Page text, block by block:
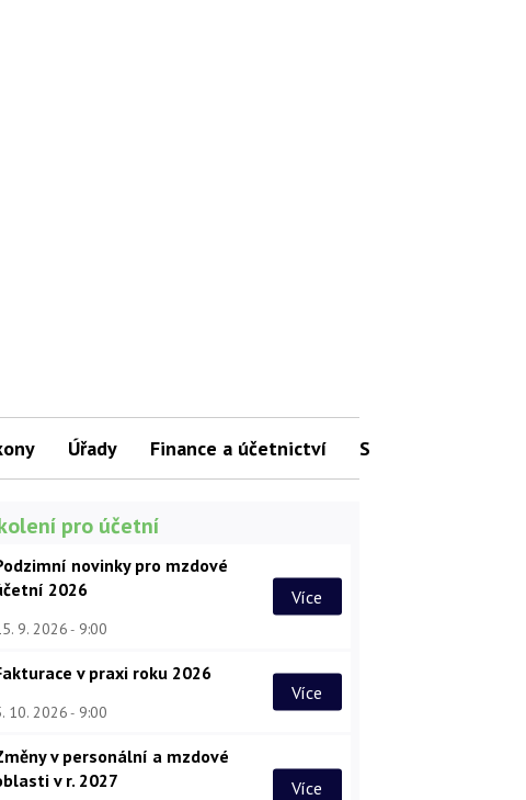
Úřady Finance a účetnictví Slovníček pojmů
pro účetní
novinky pro mzdové
2026
9. 2026 9:00
Více
v praxi roku 2026
10. 2026 9:00
Více
v personální a mzdové
v r. 2027
Více